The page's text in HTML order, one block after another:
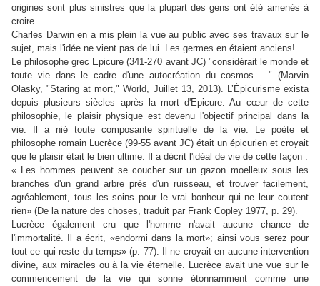
origines sont plus sinistres que la plupart des gens ont été amenés à
croire.
Charles Darwin en a mis plein la vue au public avec ses travaux sur le
sujet, mais l'idée ne vient pas de lui. Les germes en étaient anciens!
Le philosophe grec Epicure (341-270 avant JC) "considérait le monde et
toute vie dans le cadre d'une autocréation du cosmos… " (Marvin
Olasky, "Staring at mort," World, Juillet 13, 2013). L’Épicurisme exista
depuis plusieurs siècles après la mort d'Epicure. Au cœur de cette
philosophie, le plaisir physique est devenu l'objectif principal dans la
vie. Il a nié toute composante spirituelle de la vie. Le poète et
philosophe romain Lucrèce (99-55 avant JC) était un épicurien et croyait
que le plaisir était le bien ultime. Il a décrit l'idéal de vie de cette façon :
« Les hommes peuvent se coucher sur un gazon moelleux sous les
branches d'un grand arbre près d'un ruisseau, et trouver facilement,
agréablement, tous les soins pour le vrai bonheur qui ne leur coutent
rien» (De la nature des choses, traduit par Frank Copley 1977, p. 29).
Lucrèce également cru que l'homme n'avait aucune chance de
l'immortalité. Il a écrit, «endormi dans la mort»; ainsi vous serez pour
tout ce qui reste du temps» (p. 77). Il ne croyait en aucune intervention
divine, aux miracles ou à la vie éternelle. Lucrèce avait une vue sur le
commencement de la vie qui sonne étonnamment comme une